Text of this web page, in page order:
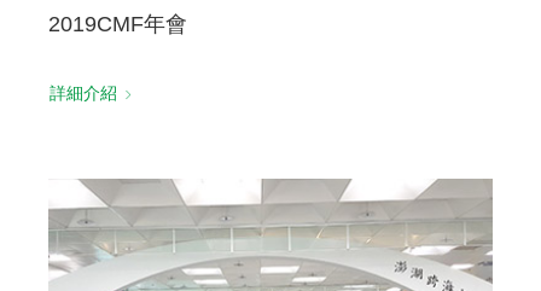
2019CMF年會
詳細介紹